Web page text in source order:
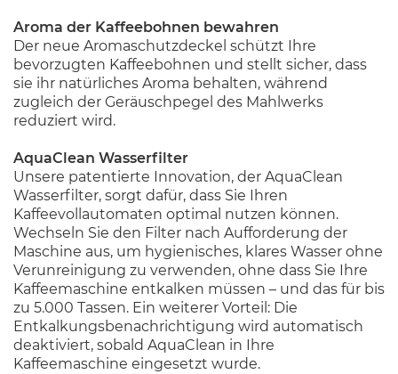
Aroma der Kaffeebohnen bewahren
Der neue Aromaschutzdeckel schützt Ihre
bevorzugten Kaffeebohnen und stellt sicher, dass
sie ihr natürliches Aroma behalten, während
zugleich der Geräuschpegel des Mahlwerks
reduziert wird.
AquaClean Wasserfilter
Unsere patentierte Innovation, der AquaClean
Wasserfilter, sorgt dafür, dass Sie Ihren
Kaffeevollautomaten optimal nutzen können.
Wechseln Sie den Filter nach Aufforderung der
Maschine aus, um hygienisches, klares Wasser ohne
Verunreinigung zu verwenden, ohne dass Sie Ihre
Kaffeemaschine entkalken müssen – und das für bis
zu 5.000 Tassen. Ein weiterer Vorteil: Die
Entkalkungsbenachrichtigung wird automatisch
deaktiviert, sobald AquaClean in Ihre
Kaffeemaschine eingesetzt wurde.